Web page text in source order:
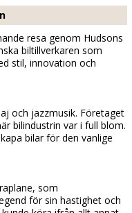
resa genom Hudsons
biltillverkaren som
stil, innovation och
och jazzmusik. Företaget
bilindustrin var i full blom.
bilar för den vanlige
som
för sin hastighet och